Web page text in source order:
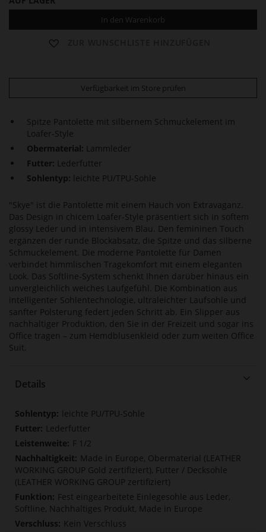
In den Warenkorb
Verfügbarkeit im Store prüfen
Spitze Pantolette mit silbernem Schmuckelement im
Loafer-Style
Obermaterial: Lammleder
Futter: Lederfutter
Sohlentyp: leichte PU/TPU-Sohle
"Skye" ist die Pantolette mit einem Hauch von Extravaganz.
Das Design in chicem Loafer-Style präsentiert sich in softem
glossy Leder und in intensivem Blau. Den femininen Touch
ergänzen der runde Blockabsatz, die Spitze und das silberne
Schmuckelement. Die moderne Pantolette für Damen
verbindet himmlischen Tragekomfort mit einem eleganten
Look. Das Softline-System schenkt Ihnen darüber hinaus ein
unvergleichlich weiches Laufgefühl. Die Kombination aus
intelligenter Sohlentechnologie, ultraleichter Laufsohle und
sanfter Polsterung federt jeden Schritt ab. Ein Slipper aus
nachhaltiger Produktion, den Sie in der Freizeit und sogar ins
Office tragen – zum Hemdblusenkleid oder zum weiten Office
Suit.
Details
Mehr
Informationen
leichte PU/TPU-Sohle
Lederfutter
F 1/2
Made in Europe, Obermaterial (LEATHER
WORKING GROUP Gold zertifiziert), Futter / Decksohle
(LEATHER WORKING GROUP zertifiziert)
Fest eingearbeitete Einlegesohle aus Leder,
Softline, Nachhaltiges Produkt, Made in Europe
Kein Verschluss